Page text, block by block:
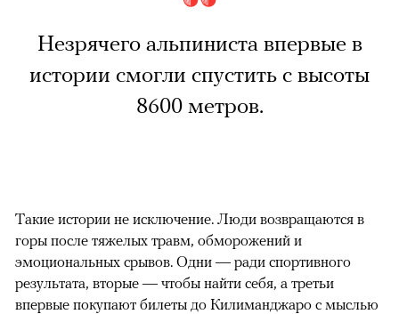
Незрячего альпиниста впервые в
истории смогли спустить с высоты
8600 метров.
Такие истории не исключение. Люди возвращаются в
горы после тяжелых травм, обморожений и
эмоциональных срывов. Одни — ради спортивного
результата, вторые — чтобы найти себя, а третьи
впервые покупают билеты до Килиманджаро с мыслью